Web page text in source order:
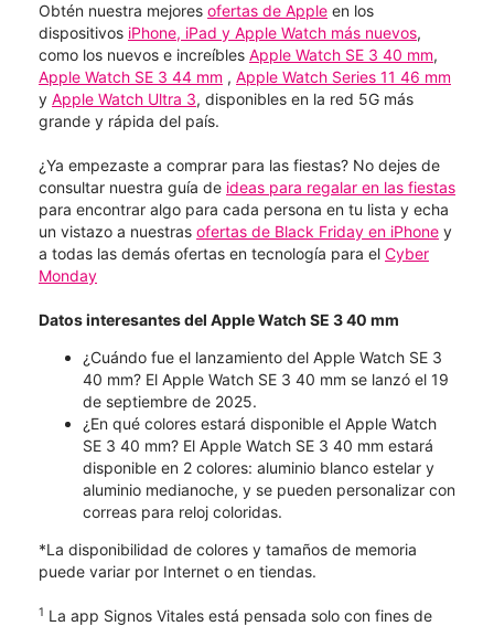
Obtén nuestra mejores ofertas de Apple en los
dispositivos iPhone, iPad y Apple Watch más nuevos,
como los nuevos e increíbles Apple Watch SE 3 40 mm,
Apple Watch SE 3 44 mm , Apple Watch Series 11 46 mm
y Apple Watch Ultra 3, disponibles en la red 5G más
grande y rápida del país.
¿Ya empezaste a comprar para las fiestas? No dejes de
consultar nuestra guía de ideas para regalar en las fiestas
para encontrar algo para cada persona en tu lista y echa
un vistazo a nuestras ofertas de Black Friday en iPhone y
a todas las demás ofertas en tecnología para el Cyber
Monday
Datos interesantes del Apple Watch SE 3 40 mm
¿Cuándo fue el lanzamiento del Apple Watch SE 3
40 mm? El Apple Watch SE 3 40 mm se lanzó el 19
de septiembre de 2025.
¿En qué colores estará disponible el Apple Watch
SE 3 40 mm? El Apple Watch SE 3 40 mm estará
disponible en 2 colores: aluminio blanco estelar y
aluminio medianoche, y se pueden personalizar con
correas para reloj coloridas.
*La disponibilidad de colores y tamaños de memoria
puede variar por Internet o en tiendas.
1 La app Signos Vitales está pensada solo con fines de